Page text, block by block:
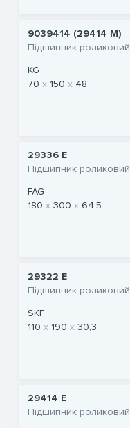
9039414 (29414 M)
Підшипник
KG
70
150 48
29336 E
Підшипник
FAG
180
300 64,5
29322 E
Підшипник
SKF
110
190 30,3
29414 E
Підшипник